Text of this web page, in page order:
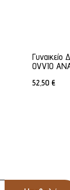
Γυναικείο
OVVIO
52,50 €